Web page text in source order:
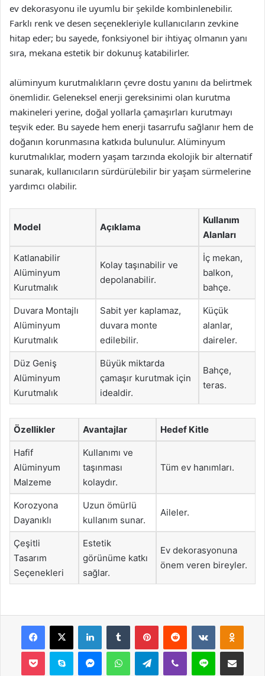
ev dekorasyonu ile uyumlu bir şekilde kombinlenebilir.
Farklı renk ve desen seçenekleriyle kullanıcıların zevkine
hitap eder; bu sayede, fonksiyonel bir ihtiyaç olmanın yanı
sıra, mekana estetik bir dokunuş katabilirler.
alüminyum kurutmalıkların çevre dostu yanını da belirtmek
önemlidir. Geleneksel enerji gereksinimi olan kurutma
makineleri yerine, doğal yollarla çamaşırları kurutmayı
teşvik eder. Bu sayede hem enerji tasarrufu sağlanır hem de
doğanın korunmasına katkıda bulunulur. Alüminyum
kurutmalıklar, modern yaşam tarzında ekolojik bir alternatif
sunarak, kullanıcıların sürdürülebilir bir yaşam sürmelerine
yardımcı olabilir.
Model Açıklama
Kullanım
Alanları
Katlanabilir
Alüminyum
Kurutmalık
Kolay taşınabilir ve
depolanabilir.
İç mekan,
balkon,
bahçe.
Duvara Montajlı
Alüminyum
Kurutmalık
Sabit yer kaplamaz,
duvara monte
edilebilir.
Küçük
alanlar,
daireler.
Düz Geniş
Alüminyum
Kurutmalık
Büyük miktarda
çamaşır kurutmak için
idealdir.
Bahçe,
teras.
Özellikler Avantajlar Hedef Kitle
Hafif
Alüminyum
Malzeme
Kullanımı ve
taşınması
kolaydır.
Tüm ev hanımları.
Korozyona
Dayanıklı
Uzun ömürlü
kullanım sunar.
Aileler.
Çeşitli
Tasarım
Seçenekleri
Estetik
görünüme katkı
sağlar.
Ev dekorasyonuna
önem veren bireyler.
Facebook
X LinkedInTumblr PinterestReddit VKontakte
Pocket Skype MessengerWhatsAppTelegramViber Line E-Posta ile